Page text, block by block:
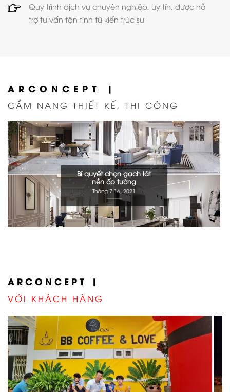
Quy trình dịch vụ chuyên nghiệp, uy tín, được hỗ
trợ tư vấn tận tình từ kiến trúc sư
ARCONCEPT |
CẨM NANG THIẾT KẾ, THI CÔNG
Bí quyết chọn gạch lát
nền ốp tường
Tháng 7 16, 2021
ARCONCEPT |
VỚI KHÁCH HÀNG